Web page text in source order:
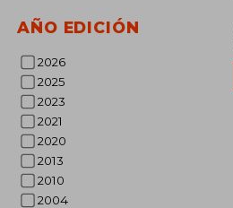
AÑO EDICIÓN
2026
2025
2023
2021
2020
2013
2010
2004